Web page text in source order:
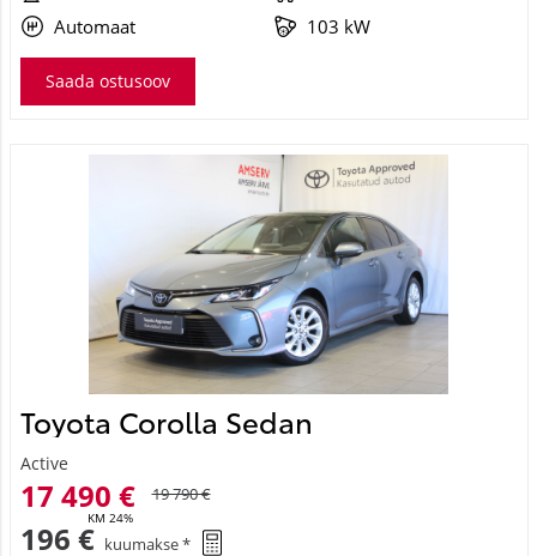
Automaat
103 kW
Saada ostusoov
Toyota Corolla Sedan
Active
17 490 €
KM 24%
19 790 €
196 € kuumakse *